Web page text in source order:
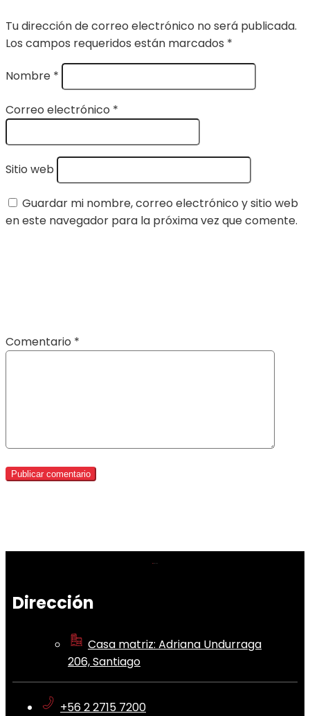
Tu dirección de correo electrónico no será publicada.
Los campos requeridos están marcados *
Nombre *
Correo electrónico *
Sitio web
Guardar mi nombre, correo electrónico y sitio web
en este navegador para la próxima vez que comente.
Comentario *
Dirección
Casa matriz: Adriana Undurraga
206, Santiago
+56 2 2715 7200